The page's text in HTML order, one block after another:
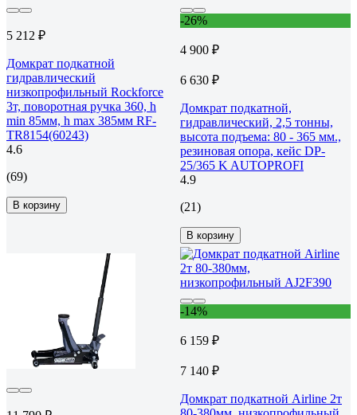
5 212 ₽
Домкрат подкатной
гидравлический
низкопрофильный Rockforce
3т, поворотная ручка 360, h
min 85мм, h max 385мм RF-
TR8154(60243)
4.6
(69)
В корзину
-26%
4 900 ₽
6 630 ₽
Домкрат подкатной,
гидравлический, 2,5 тонны,
высота подъема: 80 - 365 мм.,
резиновая опора, кейс DP-
25/365 K AUTOPROFI
4.9
(21)
В корзину
-14%
6 159 ₽
7 140 ₽
Домкрат подкатной Airline 2т